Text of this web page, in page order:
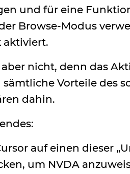
und für eine
Browse-Modus
aktiviert.
nicht, denn das
sämtliche Vorteile des
dahin.
auf einen dieser
um NVDA